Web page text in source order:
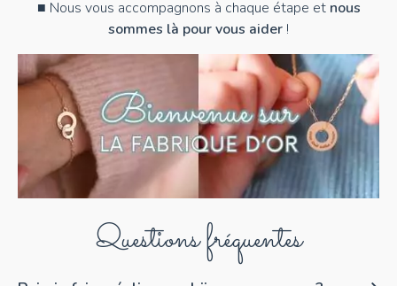
Questions fréquentes
■ Nous vous accompagnons à chaque étape et nous
sommes là pour vous aider !